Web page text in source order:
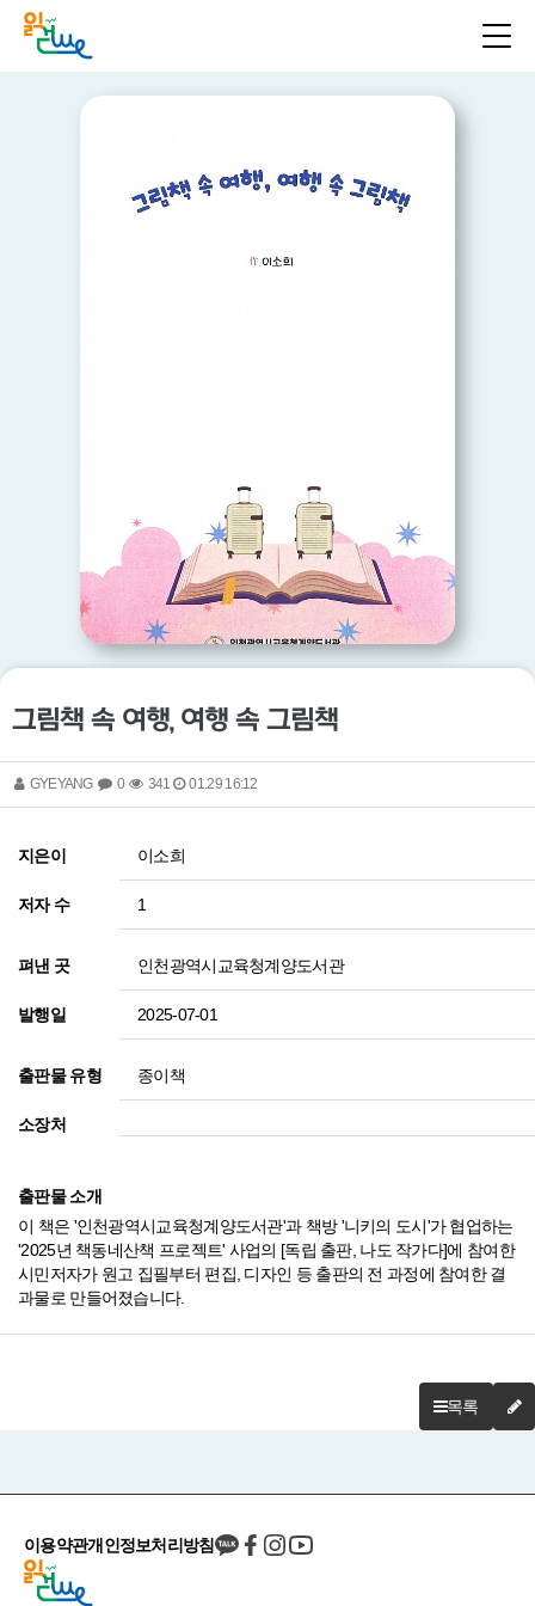
그림책 속 여행, 여행 속 그림책
GYEYANG 0 341 01.29 16:12
지은이 이소희
저자 수 1
펴낸 곳 인천광역시교육청계양도서관
발행일 2025-07-01
출판물 유형 종이책
소장처
출판물 소개
이 책은 '인천광역시교육청계양도서관'과 책방 '니키의 도시'가 협업하는
'2025년 책동네산책 프로젝트' 사업의 [독립 출판, 나도 작가다]에 참여한
시민저자가 원고 집필부터 편집, 디자인 등 출판의 전 과정에 참여한 결
과물로 만들어졌습니다.
목록
이용약관개인정보처리방침